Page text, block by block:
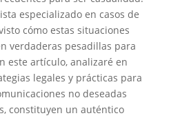
especializado en casos de
cómo estas situaciones
verdaderas pesadillas para
este artículo, analizaré en
legales y prácticas para
no deseadas
constituyen un auténtico